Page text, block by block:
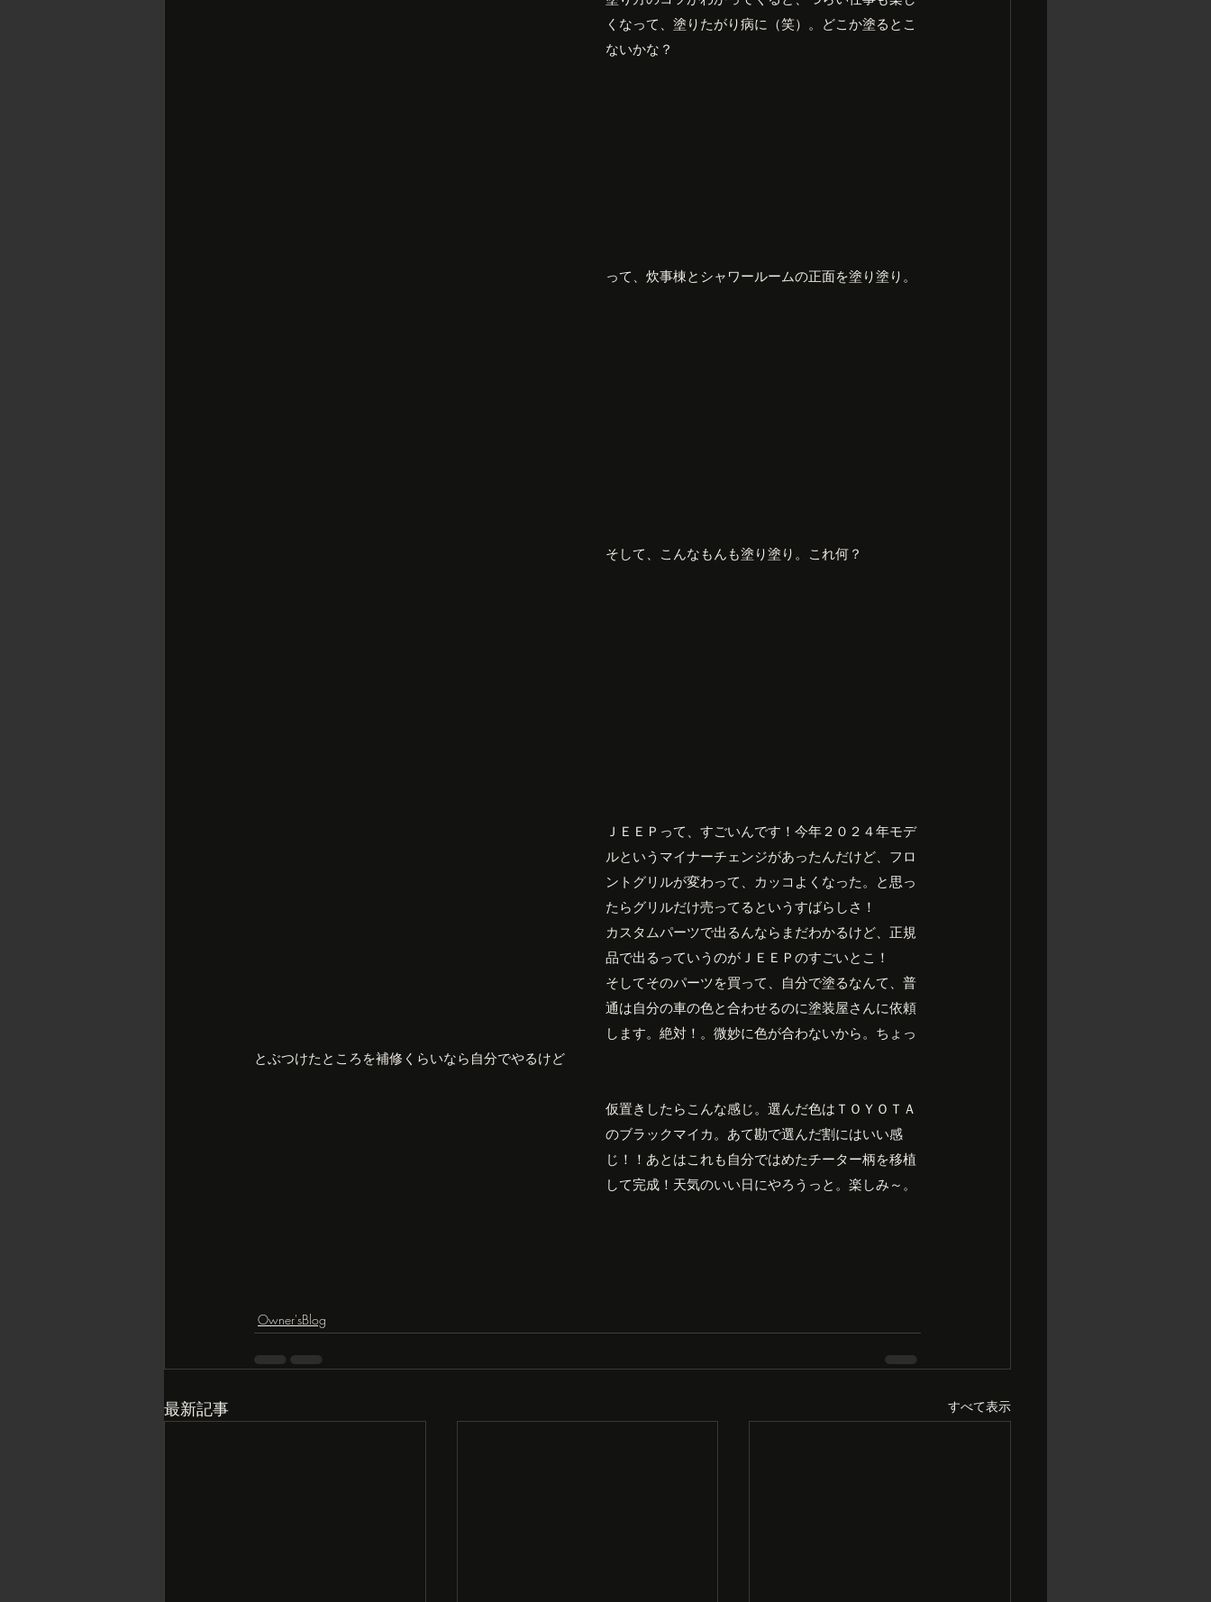
くなって、塗りたがり病に（笑）。どこか塗るとこ
ないかな？
って、炊事棟とシャワールームの正面を塗り塗り。
そして、こんなもんも塗り塗り。これ何？
ＪＥＥＰって、すごいんです！今年２０２４年モデ
ルというマイナーチェンジがあったんだけど、フロ
ントグリルが変わって、カッコよくなった。と思っ
たらグリルだけ売ってるというすばらしさ！
カスタムパーツで出るんならまだわかるけど、正規
品で出るっていうのがＪＥＥＰのすごいとこ！
そしてそのパーツを買って、自分で塗るなんて、普
通は自分の車の色と合わせるのに塗装屋さんに依頼
します。絶対！。微妙に色が合わないから。ちょっ
とぶつけたところを補修くらいなら自分でやるけど
仮置きしたらこんな感じ。選んだ色はＴＯＹＯＴＡ
のブラックマイカ。あて勘で選んだ割にはいい感
じ！！あとはこれも自分ではめたチーター柄を移植
して完成！天気のいい日にやろうっと。楽しみ～。
Owner'sBlog
最新記事 すべて表示